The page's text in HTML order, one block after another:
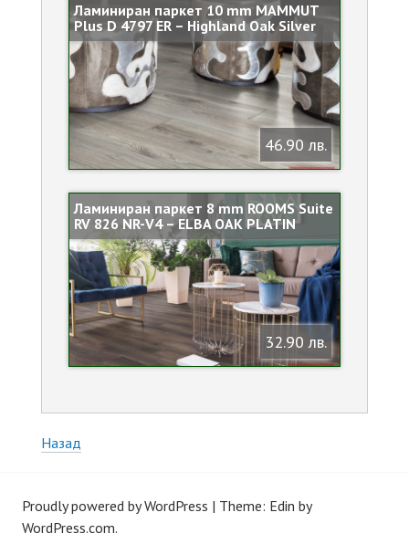
Ламиниран паркет 10 mm MAMMUT
Plus D 4797 ER – Highland Oak Silver
46.90 лв.
Ламиниран паркет 8 mm ROOMS Suite
RV 826 NR-V4 – ELBA OAK PLATIN
32.90 лв.
Назад
Proudly powered by WordPress | Theme: Edin by
WordPress.com.